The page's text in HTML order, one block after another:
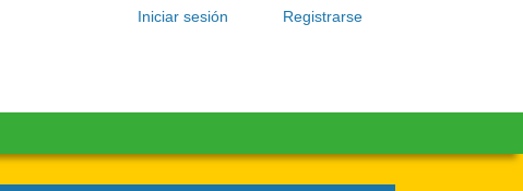
Registrarse
Iniciar sesión